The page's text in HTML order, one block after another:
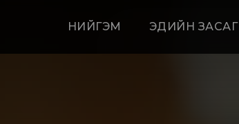
НИЙГЭМ ЭДИЙН ЗАСАГ